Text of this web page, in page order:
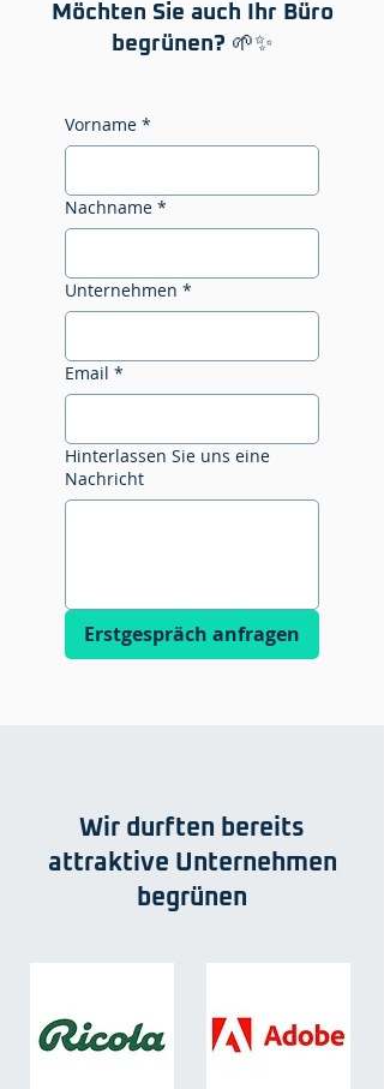
Möchten Sie auch Ihr Büro
begrünen? 🌱✨
Vorname *
Nachname *
Unternehmen *
Email *
Hinterlassen Sie uns eine
Nachricht
Erstgespräch anfragen
Wir durften bereits
attraktive Unternehmen
begrünen